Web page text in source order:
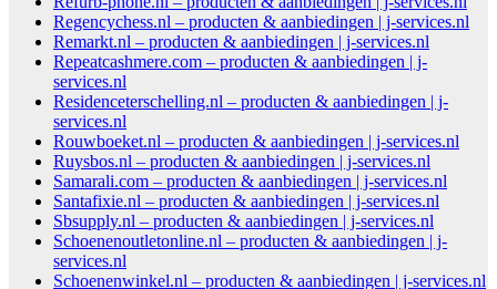
Regencychess.nl – producten & aanbiedingen | j-services.nl
Remarkt.nl – producten & aanbiedingen | j-services.nl
Repeatcashmere.com – producten & aanbiedingen | j-
services.nl
Residenceterschelling.nl – producten & aanbiedingen | j-
services.nl
Rouwboeket.nl – producten & aanbiedingen | j-services.nl
Ruysbos.nl – producten & aanbiedingen | j-services.nl
Samarali.com – producten & aanbiedingen | j-services.nl
Santafixie.nl – producten & aanbiedingen | j-services.nl
Sbsupply.nl – producten & aanbiedingen | j-services.nl
Schoenenoutletonline.nl – producten & aanbiedingen | j-
services.nl
Schoenenwinkel.nl – producten & aanbiedingen | j-services.nl